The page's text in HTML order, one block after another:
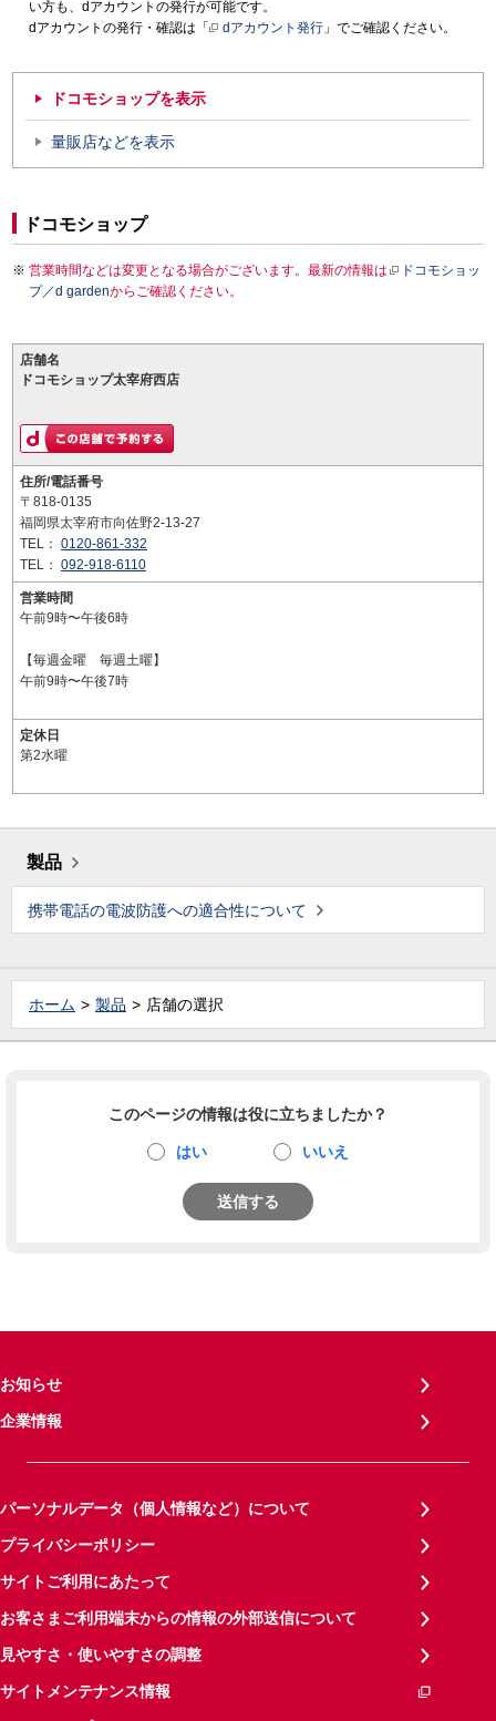
い方も、dアカウントの発行が可能です。
dアカウントの発行・確認は「
dアカウント発行 」でご確認ください。
ドコモショップを表示
量販店などを表示
ドコモショップ
営業時間などは変更となる場合がございます。最新の情報は
ドコモショッ
プ／d gardenからご確認ください。
店舗名
ドコモショップ太宰府西店
住所/電話番号
〒818-0135
福岡県太宰府市向佐野2-13-27
TEL： 0120-861-332
TEL： 092-918-6110
営業時間
午前9時〜午後6時
【毎週金曜 毎週土曜】
午前9時〜午後7時
定休日
第2水曜
製品
携帯電話の電波防護への適合性について
ホーム 製品 店舗の選択
このページの情報は役に立ちましたか？
はい いいえ
送信する
お知らせ
企業情報
パーソナルデータ（個人情報など）について
プライバシーポリシー
サイトご利用にあたって
お客さまご利用端末からの情報の外部送信について
見やすさ・使いやすさの調整
サイトメンテナンス情報